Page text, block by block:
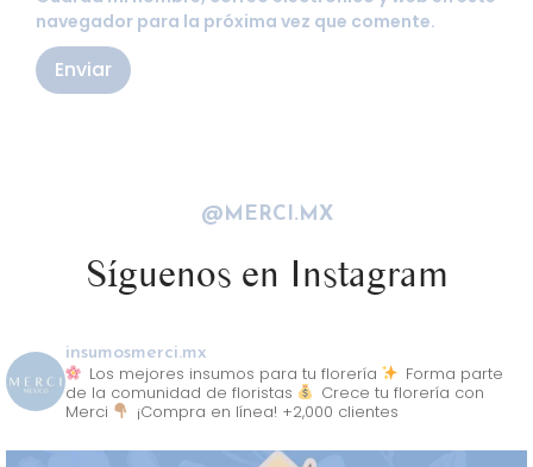
navegador para la próxima vez que comente.
@MERCI.MX
Síguenos en Instagram
insumosmerci.mx
Los mejores insumos para tu florería
Forma parte
de la comunidad de floristas
Crece tu florería con
Merci
¡Compra en línea! +2,000 clientes